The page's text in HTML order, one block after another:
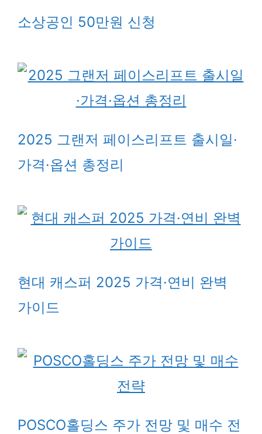
소상공인 50만원 신청
2025 그랜저 페이스리프트 출시일·
가격·옵션 총정리
현대 캐스퍼 2025 가격·연비 완벽
가이드
POSCO홀딩스 주가 전망 및 매수 전